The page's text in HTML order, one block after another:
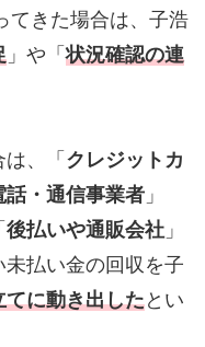
てきた場合は、子浩
」や「状況確認の連
、「 クレジットカ
話・通信事業者 」
後払いや通販会社 」
払い金の回収を子
てに動き出したとい